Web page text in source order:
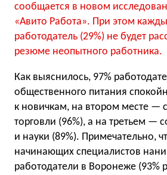
сообщается в новом
«Авито Работа». При этом
работодатель (29%) не будет
резюме неопытного работника.
Как выяснилось, 97%
общественного питания
к новичкам, на втором месте —
торговли (96%), а на третьем —
и науки (89%). Примечательно,
начинающих специалистов
работодатели в Воронеже (93%